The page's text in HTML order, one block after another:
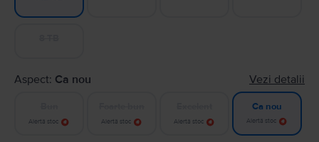
Aspect: Ca nou Vezi detalii
Alertă stoc Alertă stoc Alertă stoc
Ca nou
Alertă stoc